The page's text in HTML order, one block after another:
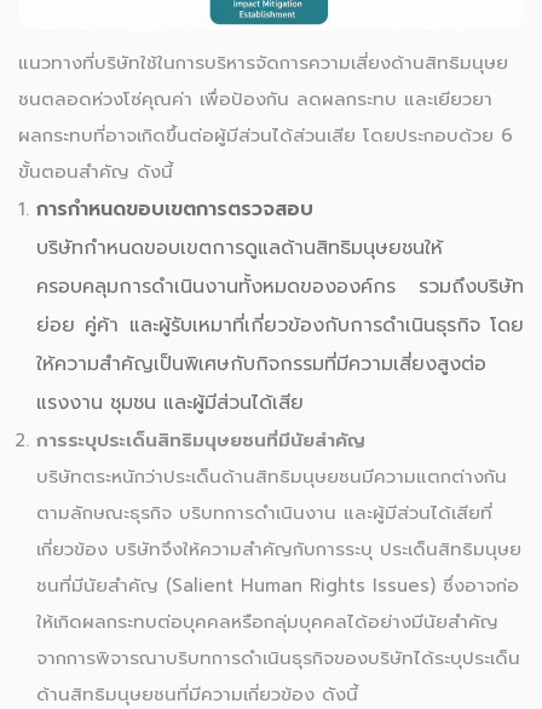
แนวทางที่บริษัทใช้ในการบริหารจัดการความเสี่ยงด้านสิทธิมนุษย
ชนตลอดห่วงโซ่คุณค่า เพื่อป้องกัน ลดผลกระทบ และเยียวยา
ผลกระทบที่อาจเกิดขึ้นต่อผู้มีส่วนได้ส่วนเสีย โดยประกอบด้วย 6
ขั้นตอนสำคัญ ดังนี้
การกำหนดขอบเขตการตรวจสอบ
บริษัทกำหนดขอบเขตการดูแลด้านสิทธิมนุษยชนให้
ครอบคลุมการดำเนินงานทั้งหมดขององค์กร รวมถึงบริษัท
ย่อย คู่ค้า และผู้รับเหมาที่เกี่ยวข้องกับการดำเนินธุรกิจ โดย
ให้ความสำคัญเป็นพิเศษกับกิจกรรมที่มีความเสี่ยงสูงต่อ
แรงงาน ชุมชน และผู้มีส่วนได้เสีย
การระบุประเด็นสิทธิมนุษยชนที่มีนัยสำคัญ
บริษัทตระหนักว่าประเด็นด้านสิทธิมนุษยชนมีความแตกต่างกัน
ตามลักษณะธุรกิจ บริบทการดำเนินงาน และผู้มีส่วนได้เสียที่
เกี่ยวข้อง บริษัทจึงให้ความสำคัญกับการระบุ ประเด็นสิทธิมนุษย
ชนที่มีนัยสำคัญ (Salient Human Rights Issues) ซึ่งอาจก่อ
ให้เกิดผลกระทบต่อบุคคลหรือกลุ่มบุคคลได้อย่างมีนัยสำคัญ
จากการพิจารณาบริบทการดำเนินธุรกิจของบริษัทได้ระบุประเด็น
ด้านสิทธิมนุษยชนที่มีความเกี่ยวข้อง ดังนี้